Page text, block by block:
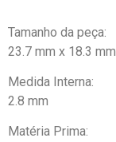
Tamanho da peça:
23.7 mm x 18.3 mm
Medida Interna:
2.8 mm
Matéria Prima: